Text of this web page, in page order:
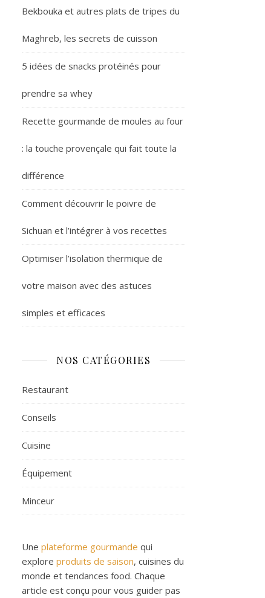
Bekbouka et autres plats de tripes du
Maghreb, les secrets de cuisson
5 idées de snacks protéinés pour
prendre sa whey
Recette gourmande de moules au four
: la touche provençale qui fait toute la
différence
Comment découvrir le poivre de
Sichuan et l’intégrer à vos recettes
Optimiser l’isolation thermique de
votre maison avec des astuces
simples et efficaces
NOS CATÉGORIES
Restaurant
Conseils
Cuisine
Équipement
Minceur
Une plateforme gourmande qui
explore produits de saison, cuisines du
monde et tendances food. Chaque
article est conçu pour vous guider pas